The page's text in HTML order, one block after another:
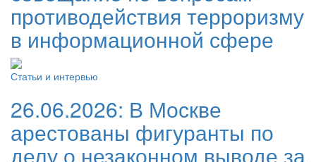
противодействия терроризму
в информационной сфере
Статьи и интервью
26.06.2026: В Москве
арестованы фигуранты по
делу о незаконном выводе за